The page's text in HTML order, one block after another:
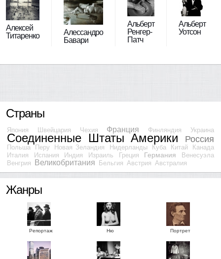
Алексей
Титаренко
Алессандро
Бавари
Альберт
Ренгер-
Патч
Альберт
Уотсон
Страны
Япония Швейцария Чехия Франция Финляндия Украина
Соединенные Штаты Америки Россия
Польша Перу Новая Зеландия Нидерланды Куба Китай Канада
Италия
Испания Индия Израиль Греция Германия
Венесуэла
Венгрия Великобритания Бельгия Австрия Австралия
Жанры
Репортаж Ню Портрет